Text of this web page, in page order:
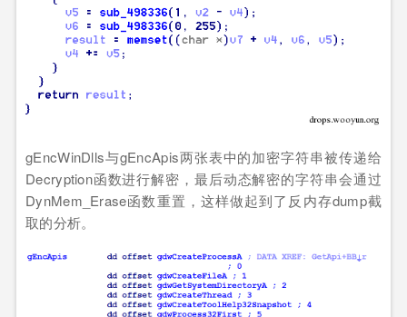
gEncWinDlls与gEncApis两张表中的加密字符串被传递给
Decryption函数进行解密，最后动态解密的字符串会通过
DynMem_Erase函数重置，这样做起到了反内存dump截
取的分析。